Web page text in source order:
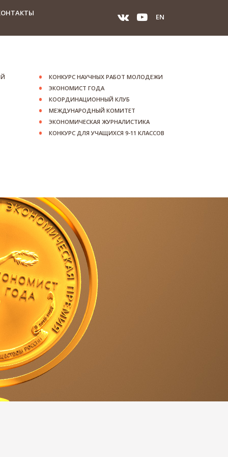
EN
КОНКУРС НАУЧНЫХ РАБОТ МОЛОДЕЖИ
ЭКОНОМИСТ ГОДА
КООРДИНАЦИОННЫЙ КЛУБ
МЕЖДУНАРОДНЫЙ КОМИТЕТ
ЭКОНОМИЧЕСКАЯ ЖУРНАЛИСТИКА
КОНКУРС ДЛЯ УЧАЩИХСЯ 9-11 КЛАССОВ